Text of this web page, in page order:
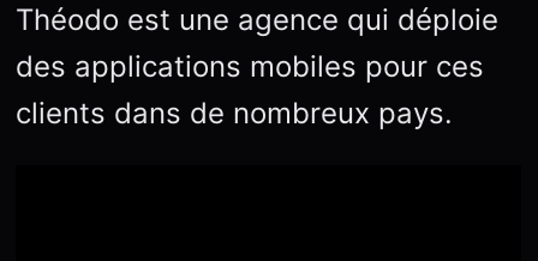
Théodo est une agence qui déploie
des applications mobiles pour ces
clients dans de nombreux pays.